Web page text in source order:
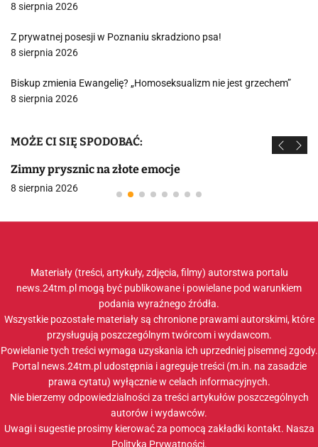
8 sierpnia 2026
Z prywatnej posesji w Poznaniu skradziono psa!
8 sierpnia 2026
Biskup zmienia Ewangelię? „Homoseksualizm nie jest grzechem”
8 sierpnia 2026
MOŻE CI SIĘ SPODOBAĆ:
Zimny prysznic na złote emocje
8 sierpnia 2026
Materiały (treści, artykuły, zdjęcia, filmy) autorstwa portalu
news.24tm.pl mogą być publikowane i powielane pod warunkiem
podania wyraźnego źródła.
Wszystkie pozostałe materiały są chronione prawami autorskimi, które
przysługują poszczególnym twórcom i wydawcom.
Powielanie tych treści wymaga uzyskania ich uprzedniej pisemnej zgody.
Portal news.24tm.pl udostępnia i agreguje treści (m.in. na zasadzie
prawa cytatu) wyłącznie w celach informacyjnych.
Nie bierzemy odpowiedzialności za treści artykułów poszczególnych
autorów i wydawców.
Uwagi i sugestie prosimy kierować za pomocą zakładki kontakt. Nasza
Polityka Prywatności.